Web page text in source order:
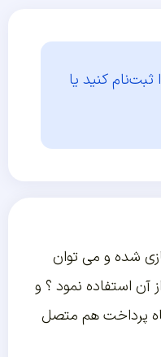
ثبت‌نام کنید یا
شده و می توان
آن استفاده نمود ؟ و
پرداخت هم متصل